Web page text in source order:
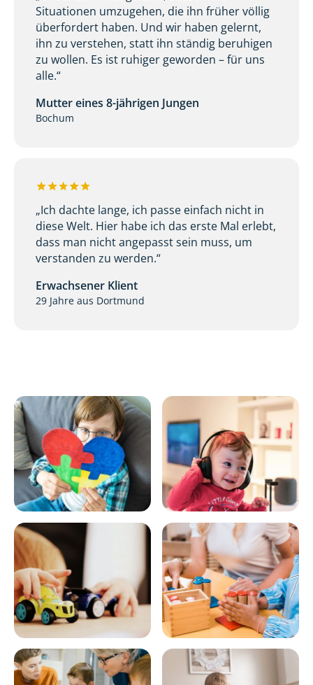
Situationen umzugehen, die ihn früher völlig
überfordert haben. Und wir haben gelernt,
ihn zu verstehen, statt ihn ständig beruhigen
zu wollen. Es ist ruhiger geworden – für uns
alle.“
Mutter eines 8-jährigen Jungen
Bochum
„Ich dachte lange, ich passe einfach nicht in
diese Welt. Hier habe ich das erste Mal erlebt,
dass man nicht angepasst sein muss, um
verstanden zu werden.“
Erwachsener Klient
29 Jahre aus Dortmund